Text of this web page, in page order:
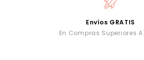
Envíos GRATIS
En Compras Superiores